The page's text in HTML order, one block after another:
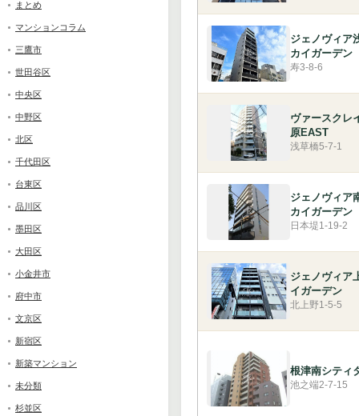
まとめ
マンションコラム
三鷹市
世田谷区
中央区
中野区
北区
千代田区
台東区
品川区
墨田区
大田区
小金井市
府中市
文京区
新宿区
新築マンション
未分類
杉並区
ジェノヴィア
カイガーデン
寿3-8-6
ヴァースクレ
原EAST
浅草橋5-7-1
ジェノヴィア
カイガーデン
日本堤1-19-2
ジェノヴィア
イガーデン
北上野1-5-5
根津南シティ
池之端2-7-15